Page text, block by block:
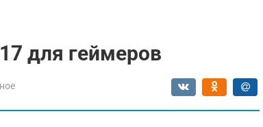
для геймеров